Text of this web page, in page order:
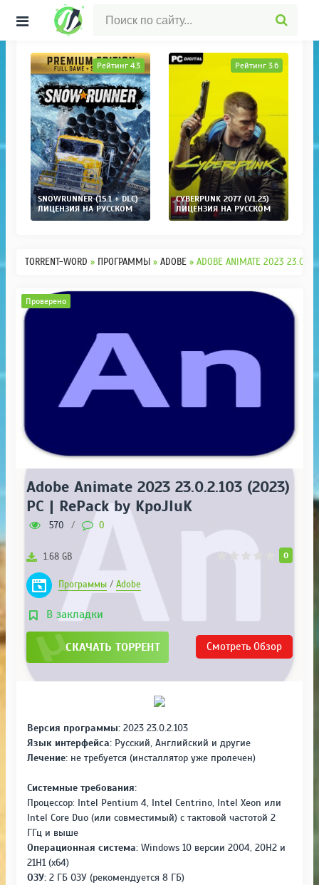
ГЛАВНАЯ СТРАНИЦА ИГРЫ ПРОГРАММЫ ОПЕРАЦИОННЫЕ
SNOWRUNNER (15.1 + DLC)
ЛИЦЕНЗИЯ НА РУССКОМ
Рейтинг 4.3
CYBERPUNK 2077 (V1.23)
ЛИЦЕНЗИЯ НА РУССКОМ
Рейтинг 3.6
TORRENT-WORD » ПРОГРАММЫ » ADOBE » ADOBE ANIMATE 2023
Проверено
Adobe Animate 2023 23.0.2.103 (2023)
PC | RePack by KpoJIuK
570 / 0
0
1.68 GB
Программы / Adobe
В закладки
СКАЧАТЬ ТОРРЕНТ Смотреть Обзор
Версия программы: 2023 23.0.2.103
Язык интерфейса: Русский, Английский и другие
Лечение: не требуется (инсталлятор уже пролечен)
Системные требования:
Процессор: Intel Pentium 4, Intel Centrino, Intel Xeon или
Intel Core Duo (или совместимый) с тактовой частотой 2
ГГц и выше
Операционная система: Windows 10 версии 2004, 20H2 и
21H1 (x64)
ОЗУ: 2 ГБ ОЗУ (рекомендуется 8 ГБ)